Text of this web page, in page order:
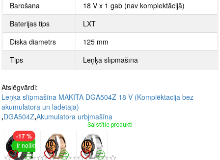
Barošana
18 V x 1 gab (nav komplektācijā)
Baterijas tips
LXT
Diska diametrs
125 mm
Tips
Leņķa slīpmašīna
Atslēgvārdi:
Leņķa slīpmašīna MAKITA DGA504Z 18 V (Komplēktacija bez
akumulatora un lādētāja)
,DGA504Z,Akumulatora urbjmašīna
Saistītie produkti
Ir noliktavā
-17 %